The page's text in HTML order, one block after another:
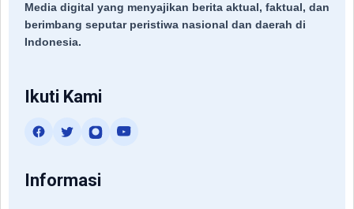
Media digital yang menyajikan berita aktual, faktual, dan
berimbang seputar peristiwa nasional dan daerah di
Indonesia.
Ikuti Kami
Informasi